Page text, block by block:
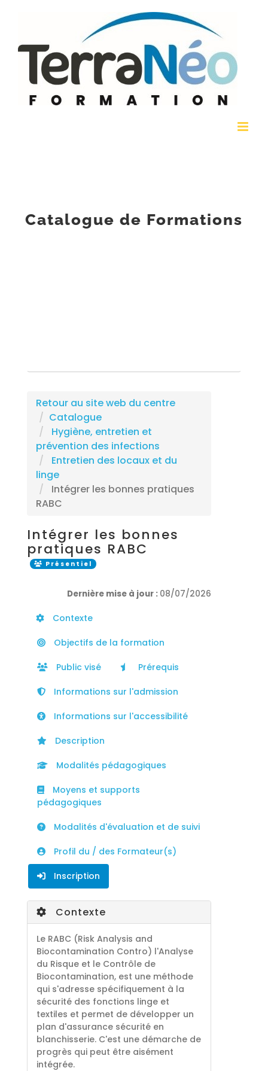
Catalogue de Formations
Retour au site web du centre
Catalogue
Hygiène, entretien et
prévention des infections
Entretien des locaux et du
linge
Intégrer les bonnes pratiques
RABC
Intégrer les bonnes
pratiques RABC
Présentiel
Dernière mise à jour : 08/07/2026
Contexte
Objectifs de la formation
Public visé Prérequis
Informations sur l'admission
Informations sur l'accessibilité
Description
Modalités pédagogiques
Moyens et supports
pédagogiques
Modalités d'évaluation et de suivi
Profil du / des Formateur(s)
Inscription
Contexte
Le RABC (Risk Analysis and
Biocontamination Contro) l'Analyse
du Risque et le Contrôle de
Biocontamination, est une méthode
qui s'adresse spécifiquement à la
sécurité des fonctions linge et
textiles et permet de développer un
plan d'assurance sécurité en
blanchisserie. C'est une démarche de
progrès qui peut être aisément
intégrée.